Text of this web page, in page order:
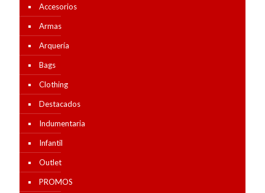
Accesorios
Armas
Arquería
Bags
Clothing
Destacados
Indumentaria
Infantil
Outlet
PROMOS